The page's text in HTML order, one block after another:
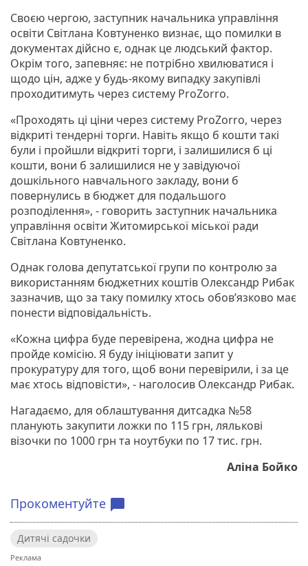
Своєю чергою, заступник начальника управління
освіти Світлана Ковтуненко визнає, що помилки в
документах дійсно є, однак це людський фактор.
Окрім того, запевняє: не потрібно хвилюватися і
щодо цін, адже у будь-якому випадку закупівлі
проходитимуть через систему ProZorro.
«Проходять ці ціни через систему ProZorro, через
відкриті тендерні торги. Навіть якщо б кошти такі
були і пройшли відкриті торги, і залишилися б ці
кошти, вони б залишилися не у завідуючої
дошкільного навчального закладу, вони б
повернулись в бюджет для подальшого
розподілення», - говорить заступник начальника
управління освіти Житомирської міської ради
Світлана Ковтуненко.
Однак голова депутатської групи по контролю за
використанням бюджетних коштів Олександр Рибак
зазначив, що за таку помилку хтось обов’язково має
понести відповідальність.
«Кожна цифра буде перевірена, жодна цифра не
пройде комісію. Я буду ініціювати запит у
прокуратуру для того, щоб вони перевірили, і за це
має хтось відповісти», - наголосив Олександр Рибак.
Нагадаємо, для облаштування дитсадка №58
планують закупити ложки по 115 грн, лялькові
візочки по 1000 грн та ноутбуки по 17 тис. грн.
Аліна Бойко
Прокоментуйте chat_bubble
Дитячі садочки